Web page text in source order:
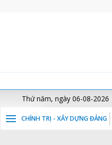
Thứ năm, ngày 06-08-2026
CHÍNH TRỊ - XÂY DỰNG ĐẢNG